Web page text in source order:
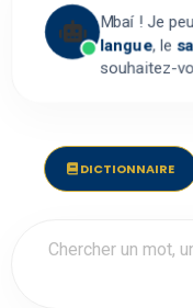
Mbaí ! Je
langue, le
souhaitez-
DICTIONNAIRE